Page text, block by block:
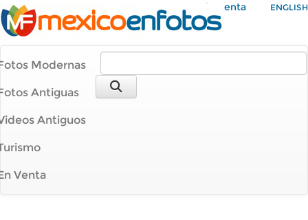
Mi Cuenta ENGLISH
Modernas
Antiguas
Antiguos
Venta